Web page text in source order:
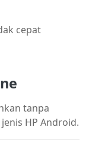
cepat
tanpa
HP Android.